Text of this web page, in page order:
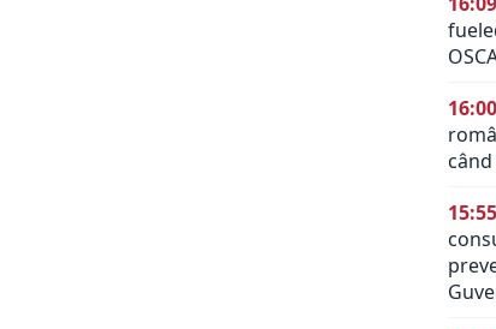
16:00
15:55